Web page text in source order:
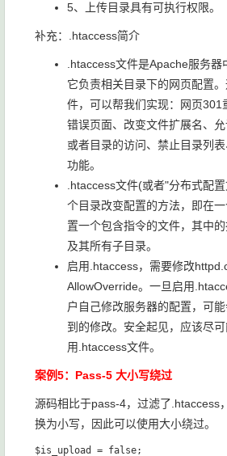
5、上传目录具有可执行权限。
补充：.htaccess简介
.htaccess文件是Apache服务器
它负责相关目录下的网页配置
件，可以帮我们实现：网页301
错误页面、改变文件扩展名、
或者目录的访问、禁止目录列
功能。
.htaccess文件(或者"分布式配
个目录改变配置的方法，即在
置一个包含指令的文件，其中
及其所有子目录。
启用.htaccess，需要修改
AllowOverride。一旦启用
户自己修改服务器的配置，可
到的修改。安全起见，应该尽
用.htaccess文件。
案例5：Pass-5 大小写绕过
源码相比于pass-4，过滤了.htaccess
换为小写，因此可以使用大小绕过。
$is_upload = false;